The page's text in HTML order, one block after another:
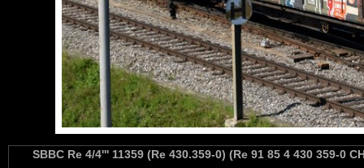
SBBC Re 4/4''' 11359 (Re 430.359-0) (Re 91 85 4 430 359-0